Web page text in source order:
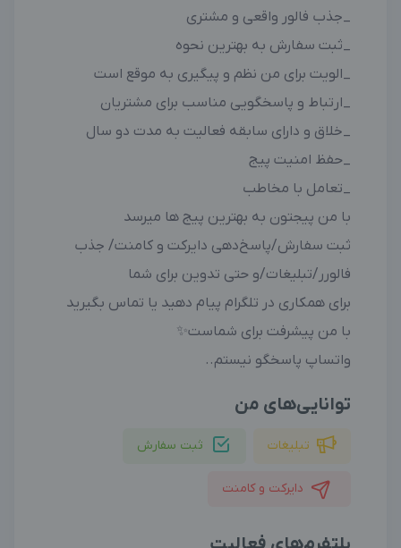
_جذب فالور واقعی و مشتری
_ثبت سفارش به بهترین نحوه
_الویت برای من نظم و پیگیری به موقع است
_ارتباط و پاسخگویی مناسب برای مشتریان
_خلاق و دارای سابقه فعالیت به مدت دو سال
_حفظ امنیت پیج
_تعامل با مخاطب
با من پیجتون به بهترین پیج ها میرسد
ثبت سفارش/پاسخ‌دهی دایرکت و کامنت/ جذب
فالورر/تبلیغات/و حتی تدوین برای شما
برای همکاری در تلگرام پیام دهید یا تماس بگیرید
با من پیشرفت برای شماست✨
واتساپ پاسخگو نیستم..
توانایی‌های من
تبلیغات ثبت سفارش
دایرکت و کامنت